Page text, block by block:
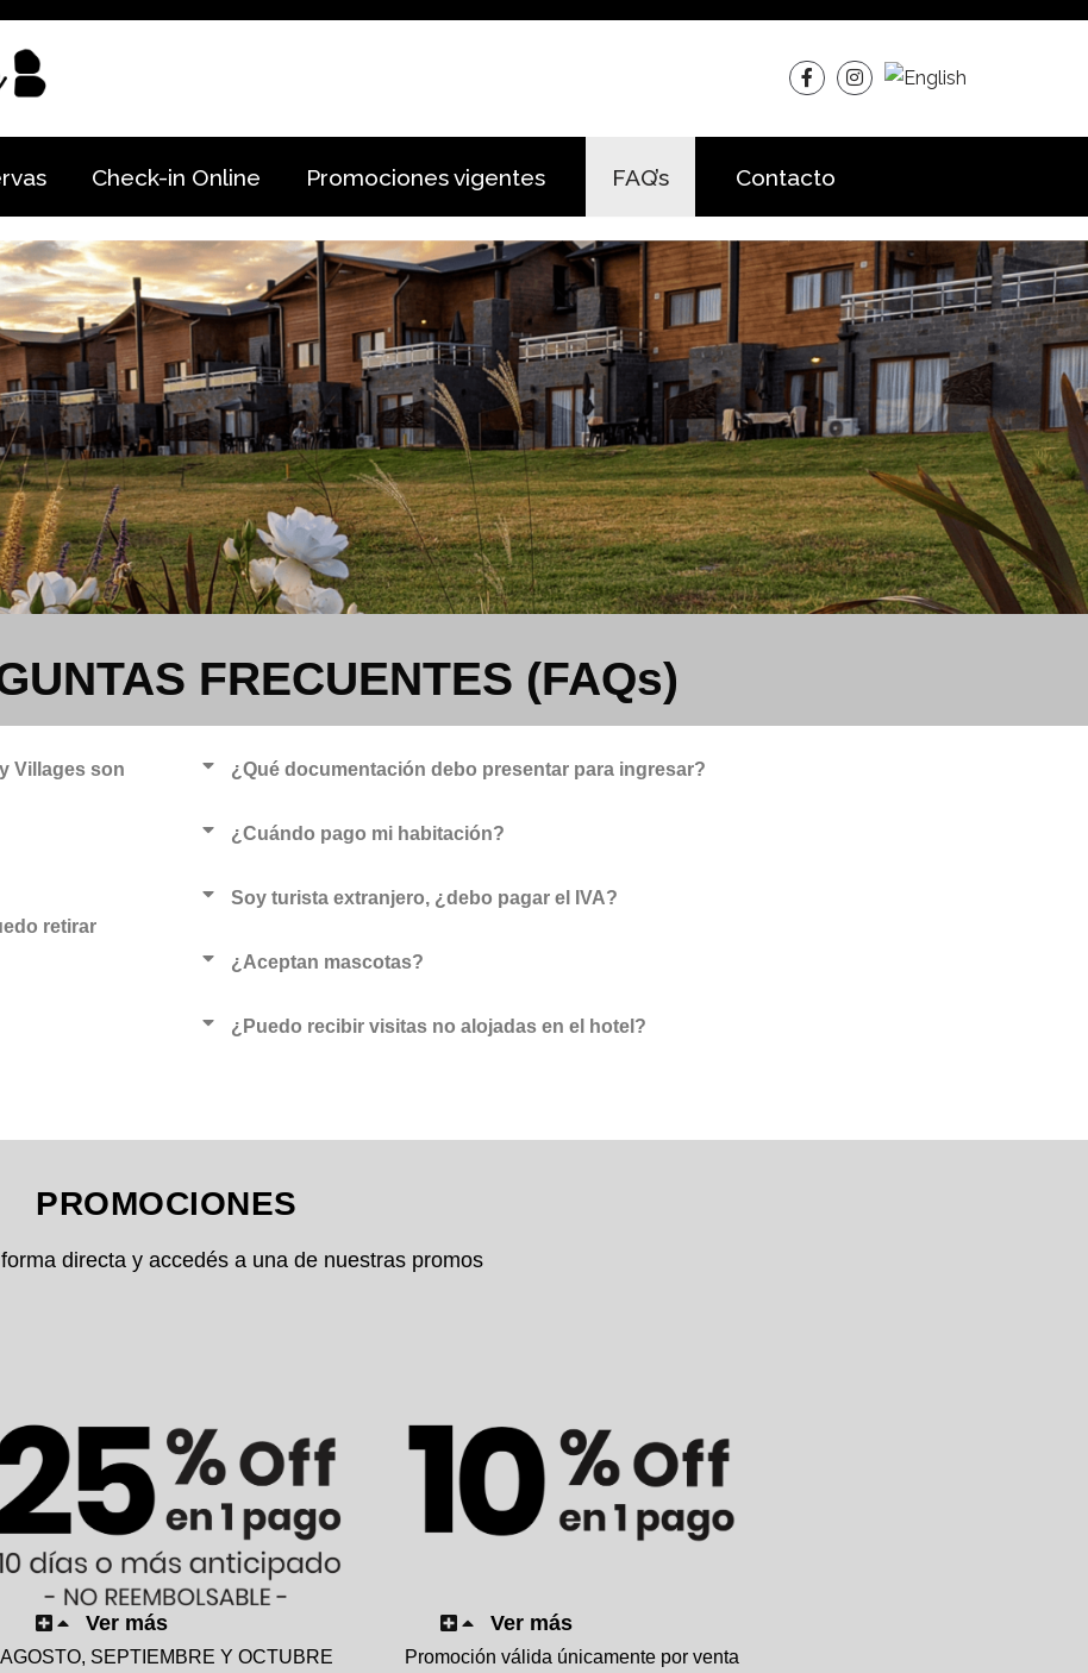
Check-in Online Promociones vigentes FAQ’s Contacto
FRECUENTES (FAQs)
Villages son
retirar
¿Qué documentación debo presentar para ingresar?
¿Cuándo pago mi habitación?
Soy turista extranjero, ¿debo pagar el IVA?
¿Aceptan mascotas?
¿Puedo recibir visitas no alojadas en el hotel?
PROMOCIONES
directa y accedés a una de nuestras promos
Ver más
AGOSTO, SEPTIEMBRE Y OCTUBRE
Ver más
Promoción válida únicamente por venta